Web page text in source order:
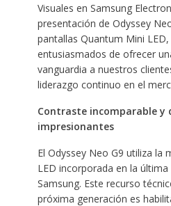
Visuales en Samsung
presentación de Odyssey
pantallas Quantum Mini
entusiasmados de ofrecer
vanguardia a nuestros
liderazgo continuo en el
Contraste incomparable y
impresionantes
El Odyssey Neo G9 utiliza la
LED incorporada en la
Samsung. Este recurso
próxima generación es